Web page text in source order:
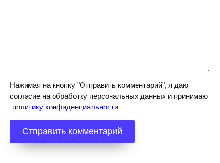
Нажимая на кнопку "Отправить комментарий", я даю
согласие на обработку персональных данных и принимаю
политику конфиденциальности.